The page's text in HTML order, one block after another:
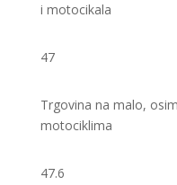
i motocikala
47
Trgovina na malo,
motociklima
47.6